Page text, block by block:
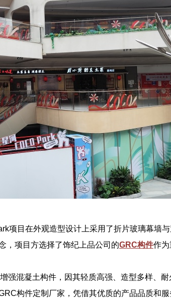
项目在外观造型设计上采用了折片玻璃幕墙与
，项目方选择了饰纪上品公司的GRC构件作为
强混凝土构件，因其轻质高强、造型多样、
构件定制厂家，凭借其优质的产品品质和